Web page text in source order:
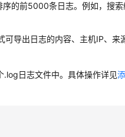
的前5000条日志。例如，搜
导出日志的内容、主机IP、来
.log日志文件中。具体操作详见